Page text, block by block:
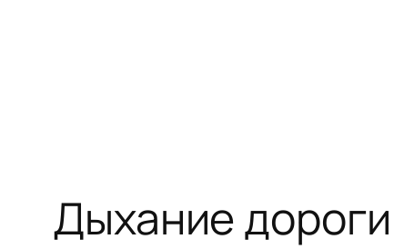
Дыхание